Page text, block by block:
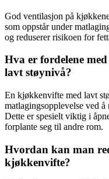
God ventilasjon på
som oppstår under
og reduserer risikoen for
Hva er fordelene
lavt støynivå?
En kjøkkenvifte med lavt
matlagingsopplevelse ved
Dette er spesielt viktig i
forplante seg til andre rom.
Hvordan kan man
kjøkkenvifte?